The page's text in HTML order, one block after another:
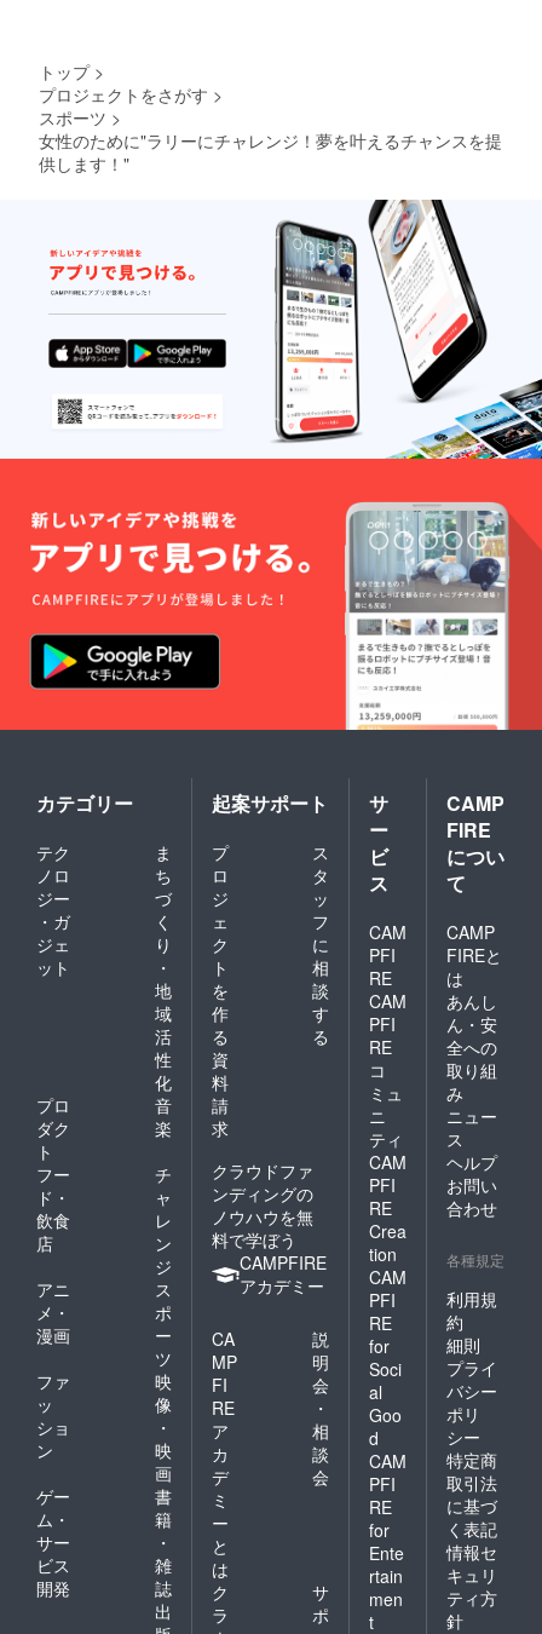
トップ >
プロジェクトをさがす >
スポーツ >
女性のために"ラリーにチャレンジ！夢を叶えるチャンスを提
供します！"
カテゴリー
テク
ノロ
ジー
・ガ
ジェ
ット
ま
ち
づ
く
り
・
地
域
活
性
化
プロ
ダク
ト
音
楽
フー
ド・
飲食
店
チ
ャ
レ
ン
ジ
アニ
メ・
漫画
ス
ポ
ー
ツ
ファ
ッ
ショ
ン
映
像
・
映
画
ゲー
ム・
サー
ビス
開発
書
籍
・
雑
誌
出
起案サポート
プ
ロ
ジ
ェ
ク
ト
を
作
る
ス
タ
ッ
フ
に
相
談
す
る
資
料
請
求
クラウドファ
ンディングの
ノウハウを無
料で学ぼう
CAMPFIRE
アカデミー
CA
MP
FI
RE
ア
カ
デ
ミ
ー
と
は
説
明
会
・
相
談
会
ク
ラ
サ
ポ
サ
ー
ビ
ス
CAM
PFI
RE
CAM
PFI
RE
コ
ミュ
ニ
ティ
CAM
PFI
RE
Crea
tion
CAM
PFI
RE
for
Soci
al
Goo
d
CAM
PFI
RE
for
Ente
rtain
men
t
CAMP
FIRE
につい
て
CAMP
FIREと
は
あんし
ん・安
全への
取り組
み
ニュー
ス
ヘルプ
お問い
合わせ
各種規定
利用規
約
細則
プライ
バシー
ポリ
シー
特定商
取引法
に基づ
く表記
情報セ
キュリ
ティ方
針